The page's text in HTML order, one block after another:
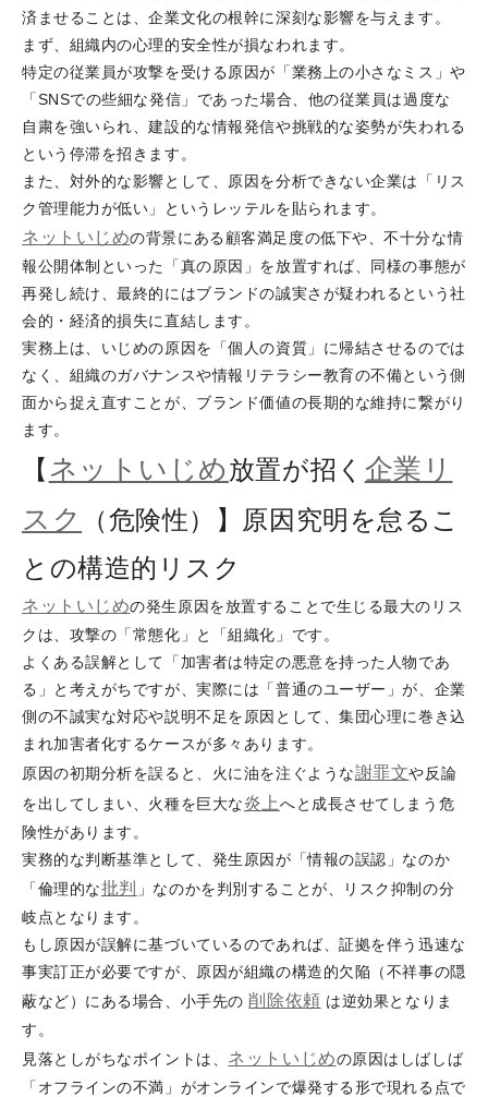
済ませることは、企業文化の根幹に深刻な影響を与えます。
まず、組織内の心理的安全性が損なわれます。
特定の従業員が攻撃を受ける原因が「業務上の小さなミス」や
「SNSでの些細な発信」であった場合、他の従業員は過度な
自粛を強いられ、建設的な情報発信や挑戦的な姿勢が失われる
という停滞を招きます。
また、対外的な影響として、原因を分析できない企業は「リス
ク管理能力が低い」というレッテルを貼られます。
ネットいじめの背景にある顧客満足度の低下や、不十分な情
報公開体制といった「真の原因」を放置すれば、同様の事態が
再発し続け、最終的にはブランドの誠実さが疑われるという社
会的・経済的損失に直結します。
実務上は、いじめの原因を「個人の資質」に帰結させるのでは
なく、組織のガバナンスや情報リテラシー教育の不備という側
面から捉え直すことが、ブランド価値の長期的な維持に繋がり
ます。
【 ネットいじめ放置が招く 企業リ
スク
（危険性）】原因究明を怠るこ
との構造的リスク
ネットいじめの発生原因を放置することで生じる最大のリス
クは、攻撃の「常態化」と「組織化」です。
よくある誤解として「加害者は特定の悪意を持った人物であ
る」と考えがちですが、実際には「普通のユーザー」が、企業
側の不誠実な対応や説明不足を原因として、集団心理に巻き込
まれ加害者化するケースが多々あります。
原因の初期分析を誤ると、火に油を注ぐような謝罪文や反論
を出してしまい、火種を巨大な炎上へと成長させてしまう危
険性があります。
実務的な判断基準として、発生原因が「情報の誤認」なのか
「倫理的な批判
」なのかを判別することが、リスク抑制の分
岐点となります。
もし原因が誤解に基づいているのであれば、証拠を伴う迅速な
事実訂正が必要ですが、原因が組織の構造的欠陥（不祥事の隠
蔽など）にある場合、小手先の削除依頼 は逆効果となりま
す。
見落としがちなポイントは、 ネットいじめの原因はしばしば
「オフラインの不満」がオンラインで爆発する形で現れる点で